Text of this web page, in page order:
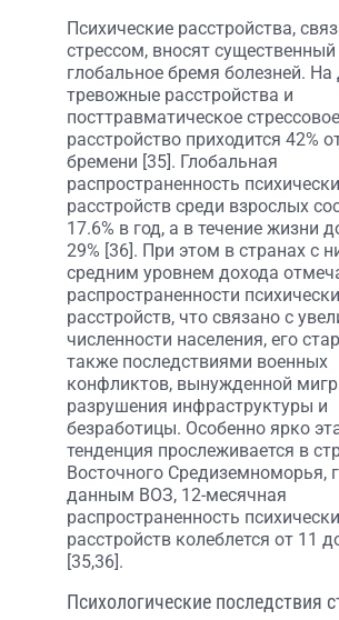
Психические расстройства,
стрессом, вносят
глобальное бремя болезней. На
тревожные расстройства и
посттравматическое стрессовое
расстройство приходится 42%
бремени [35]. Глобальная
распространенность
расстройств среди взрослых
17.6% в год, а в течение жизни
29% [36]. При этом в странах с
средним уровнем дохода
распространенности
расстройств, что связано с
численности населения, его
также последствиями военных
конфликтов, вынужденной
разрушения инфраструктуры и
безработицы. Особенно ярко
тенденция прослеживается в
Восточного Средиземноморья,
данным ВОЗ, 12-месячная
распространенность
расстройств колеблется от 11
[35,36].
Психологические последствия